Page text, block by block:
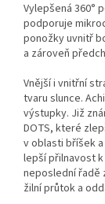
Vylepšená 360°
podporuje
ponožky uvnitř
a zároveň
Vnější i vnitřní
tvaru slunce.
výstupky. Již
DOTS, které
v oblasti bříšek
lepší přilnavost
neposlední řadě
žilní průtok a